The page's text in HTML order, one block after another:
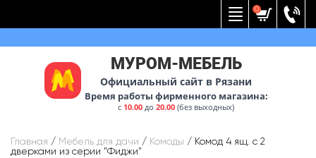
0
МУРОМ-МЕБЕЛЬ
Официальный сайт в Рязани
Время работы фирменного магазина:
с 10.00 до20.00 (без выходных)
Главная / Мебель для дачи / Комоды / Комод 4 ящ. с 2
дверками из серии "Фиджи"